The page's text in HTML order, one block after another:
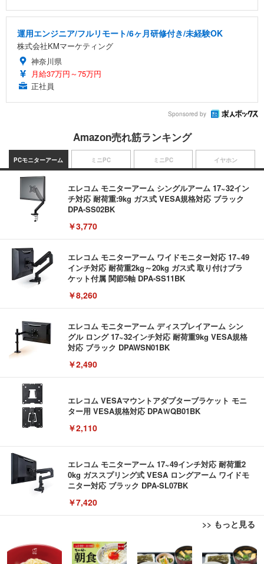
運用エンジニア/フルリモート/6ヶ月研修付き/未経験OK
株式会社KMマーケティング
神奈川県
月給37万円～75万円
正社員
Sponsored by
Amazon売れ筋ランキング
PCモニターアーム
エレコム モニターアーム シングルアーム 17~32イン
チ対応 耐荷重:9kg ガス式 VESA規格対応 ブラック
DPA-SS02BK
￥3,770
エレコム モニターアーム ワイドモニター対応 17~49
インチ対応 耐荷重2kg～20kg ガス式 取り付けブラ
ケット付属 関節5軸 DPA-SS11BK
￥8,260
エレコム モニターアーム ディスプレイアーム シン
グル ロング 17~32インチ対応 耐荷重9kg VESA規格
対応 ブラック DPAWSN01BK
￥2,490
エレコム VESAマウントアダプターブラケット モニ
ター用 VESA規格対応 DPAＷQB01BK
￥2,110
エレコム モニターアーム 17~49インチ対応 耐荷重2
0kg ガススプリング式 VESA ロングアーム ワイドモ
ニター対応 ブラック DPA-SL07BK
￥7,420
>> もっと見る
ミニPC
【ミニPC 最強 ゲーミング PC】GMKtec NucBox K
8 PlusミニPCゲーミング AMD R7 8845HS搭載 【R
ミニPC
【ミニPC 最強 ゲーミング PC】GMKtec NucBox K
8 PlusミニPCゲーミング AMD R7 8845HS搭載 【R
イヤホン
Bluetoothイヤホン ワイヤレスイヤホン IPX7防水
最大60時間再生 2026年最新Bluetooth6.0ブルートゥ